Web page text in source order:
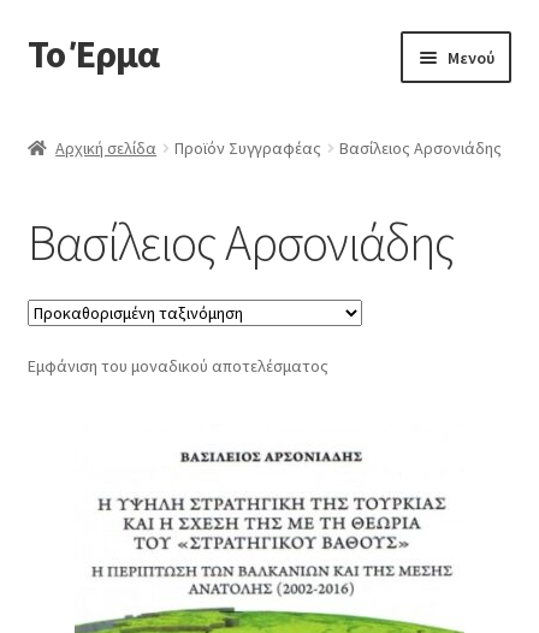
Απευθείας
μετάβαση
πλοήγηση
Μετάβαση
σε
Το Έρμα Μενού
Κατηγορίες Βιβλίων
Συχνές Ερωτήσεις
Επικοινωνία
Αρχική σελίδα Προϊόν Συγγραφέας Βασίλειος Αρσονιάδης
Βασίλειος Αρσονιάδης
Εμφάνιση του μοναδικού αποτελέσματος